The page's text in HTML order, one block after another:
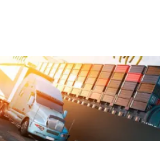
Alüminyum
İşitme
Veteriner